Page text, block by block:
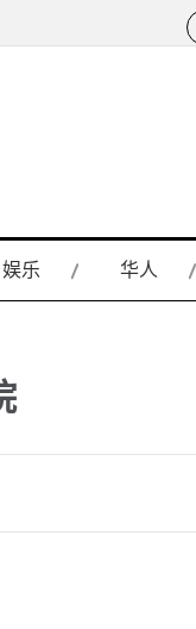
娱乐 华人